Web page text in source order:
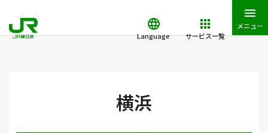
Language サービス一覧
メニュー
横浜